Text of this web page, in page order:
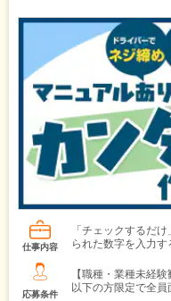
仕事内容
「チェックするだ
られた数字を入力
応募条件
【職種・業種未経
以下の方限定で全員